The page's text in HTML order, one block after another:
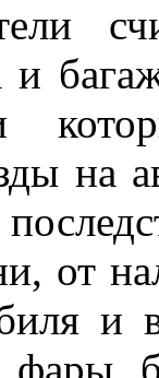
и
на
от
и